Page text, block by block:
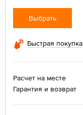
Выбрать
Быстрая покупка
Расчет на месте
Гарантия и возврат